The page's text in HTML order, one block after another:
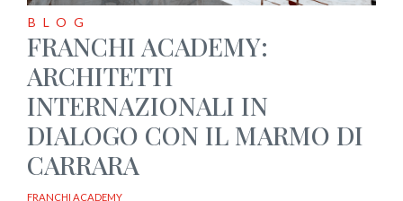
BLOG
FRANCHI ACADEMY:
ARCHITETTI
INTERNAZIONALI IN
DIALOGO CON IL MARMO DI
CARRARA
FRANCHI ACADEMY